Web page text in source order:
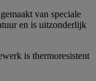
van speciale
en is uitzonderlijk
is thermoresistent